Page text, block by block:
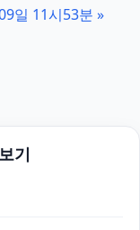
혼전문변호사
혼전문변호사
일 11시53분 »
기